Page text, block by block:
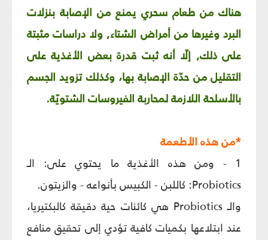
هناك من طعام سحري يمنع من الإصابة بنزلات
البرد وغيرها من أمراض الشتاء, ولا دراسات مثبتة
على ذلك, إلّا أنه ثبت قدرة بعض الأغذية على
التقليل من حدّة الإصابة بها، وكذلك تزويد الجسم
بالأسلحة اللازمة لمحاربة الفيروسات الشتويّة.
*من هذه الأطعمة
1 - ومن هذه الأغذية ما يحتوي على: الـ
Probiotics: كاللبن - الكبيس بأنواعه - والزيتون.
والـ Probiotics هي كائنات حية دقيقة كالبكتيريا،
عند ابتلاعها بكميات كافية تؤدي إلى تحقيق منافع